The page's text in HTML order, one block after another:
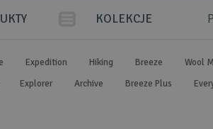
KOLEKCJE
Expedition Hiking Breeze Wool
Explorer Archive Breeze Plus